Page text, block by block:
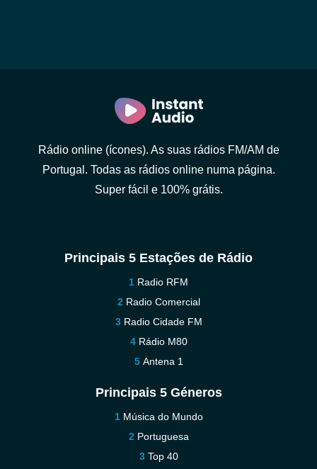
Rádio online (ícones). As suas rádios FM/AM de
Portugal. Todas as rádios online numa página.
Super fácil e 100% grátis.
Principais 5 Estações de Rádio
Radio RFM
Radio Comercial
Radio Cidade FM
Rádio M80
Antena 1
Principais 5 Géneros
Música do Mundo
Portuguesa
Top 40